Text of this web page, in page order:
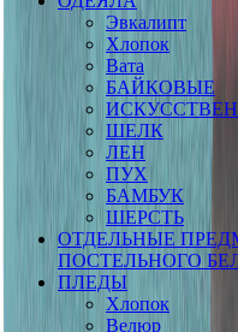
Эвкалипт
Хлопок
Вата
БАЙКОВЫЕ
ШЕЛК
ЛЕН
ПУХ
БАМБУК
ШЕРСТЬ
ОТДЕЛЬНЫЕ
ПОСТЕЛЬНОГО
ПЛЕДЫ
Хлопок
Велюр